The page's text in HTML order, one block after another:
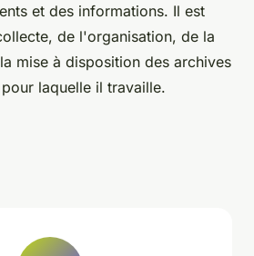
et des informations. Il est
de l'organisation, de la
mise à disposition des archives
laquelle il travaille.